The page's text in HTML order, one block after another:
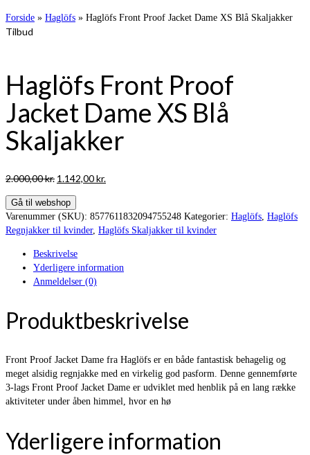
Forside » Haglöfs » Haglöfs Front Proof Jacket Dame XS Blå Skaljakker
Tilbud
Haglöfs Front Proof
Jacket Dame XS Blå
Skaljakker
2.000,00kr. Den
pris
var:
2.000,00 kr..
1.142,00kr.
er:
1.142,00 kr..
Gå til webshop
Varenummer (SKU): 8577611832094755248 Kategorier: Haglöfs Haglöfs
Regnjakker til kvinder, Haglöfs Skaljakker til kvinder
Beskrivelse
Yderligere information
Anmeldelser (0)
Produktbeskrivelse
Front Proof Jacket Dame fra Haglöfs er en både fantastisk behagelig og
meget alsidig regnjakke med en virkelig god pasform. Denne gennemførte
3-lags Front Proof Jacket Dame er udviklet med henblik på en lang række
aktiviteter under åben himmel, hvor en hø
Yderligere information